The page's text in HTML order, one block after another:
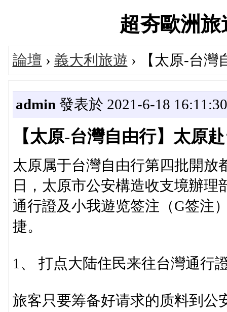
超夯歐洲
論壇 › 義大利旅遊 › 【太原-台灣
admin 發表於 2021-6-18 16:11:30
【太原-台灣自由行】太原
太原属于台灣自由行第四批開放
日，太原市公安構造收支境辦
通行證及小我遊览签注（G签注
捷。
1、 打点大陆住民来往台灣通行
旅客只要筹备好请求的质料到公